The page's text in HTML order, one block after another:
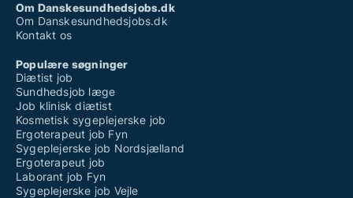
Om Danskesundhedsjobs.dk
Om Danskesundhedsjobs.dk
Kontakt os
Populære søgninger
Diætist job
Sundhedsjob læge
Job klinisk diætist
Kosmetisk sygeplejerske job
Ergoterapeut job Fyn
Sygeplejerske job Nordsjælland
Ergoterapeut job
Laborant job Fyn
Sygeplejerske job Vejle